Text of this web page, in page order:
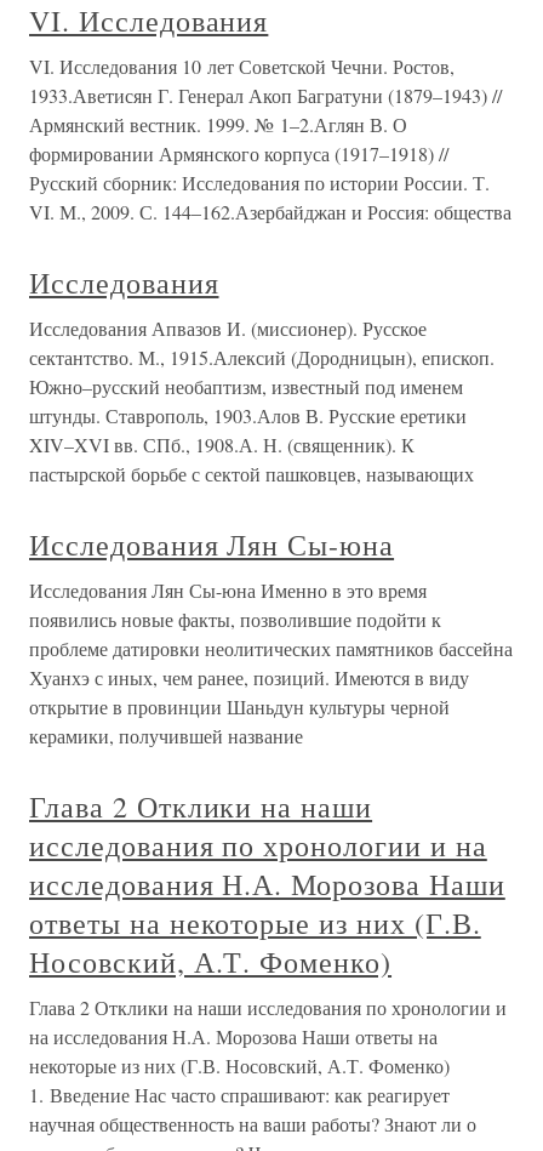
VI. Исследования
VI. Исследования 10 лет Советской Чечни. Ростов,
1933.Аветисян Г. Генерал Акоп Багратуни (1879–1943) //
Армянский вестник. 1999. № 1–2.Аглян В. О
формировании Армянского корпуса (1917–1918) //
Русский сборник: Исследования по истории России. Т.
VI. М., 2009. С. 144–162.Азербайджан и Россия: общества
Исследования
Исследования Апвазов И. (миссионер). Русское
сектантство. М., 1915.Алексий (Дородницын), епископ.
Южно–русский необаптизм, известный под именем
штунды. Ставрополь, 1903.Алов В. Русские еретики
XIV–XVI вв. СПб., 1908.А. Н. (священник). К
пастырской борьбе с сектой пашковцев, называющих
Исследования Лян Сы-юна
Исследования Лян Сы-юна Именно в это время
появились новые факты, позволившие подойти к
проблеме датировки неолитических памятников бассейна
Хуанхэ с иных, чем ранее, позиций. Имеются в виду
открытие в провинции Шаньдун культуры черной
керамики, получившей название
Глава 2 Отклики на наши
исследования по хронологии и на
исследования Н.А. Морозова Наши
ответы на некоторые из них (Г.В.
Носовский, А.Т. Фоменко)
Глава 2 Отклики на наши исследования по хронологии и
на исследования Н.А. Морозова Наши ответы на
некоторые из них (Г.В. Носовский, А.Т. Фоменко)
1. Введение Нас часто спрашивают: как реагирует
научная общественность на ваши работы? Знают ли о